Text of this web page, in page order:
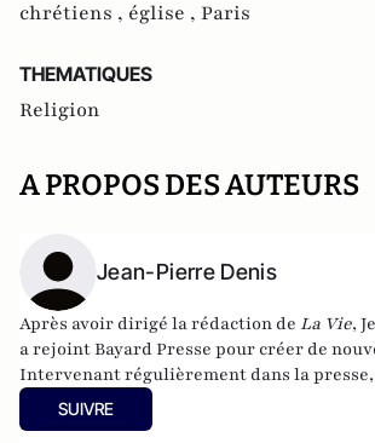
chrétiens , église , Paris
THEMATIQUES
Religion
A PROPOS DES AUTEURS
Jean-Pierre Denis
Après avoir dirigé la rédaction de La Vie,
a rejoint Bayard Presse pour créer de
Intervenant régulièrement dans la presse,
écrans et les réseaux sociaux, il est
remarqués dont, récemment au Cerf,
SUIVRE